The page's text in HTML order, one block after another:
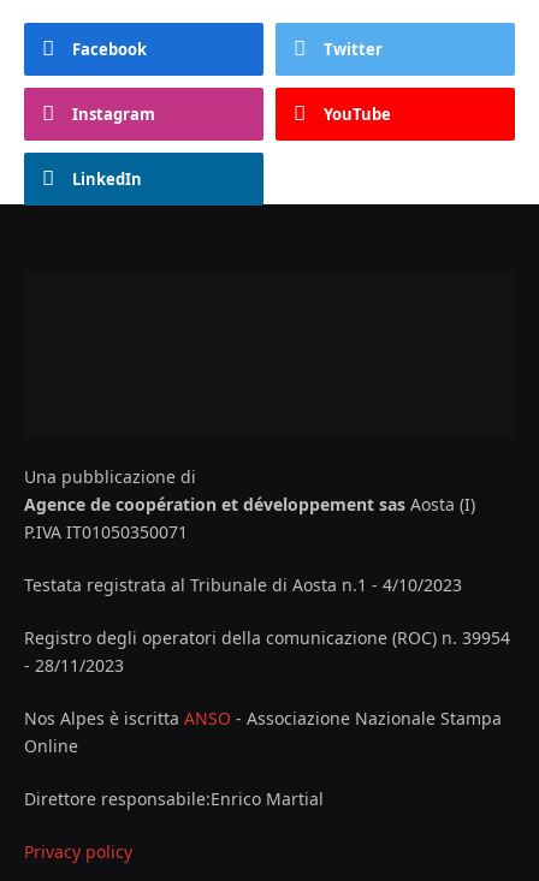
Facebook Twitter
Instagram YouTube
LinkedIn
Una pubblicazione di
Agence de coopération et développement sas Aosta (I)
P.IVA IT01050350071
Testata registrata al Tribunale di Aosta n.1 - 4/10/2023
Registro degli operatori della comunicazione (ROC) n. 39954
- 28/11/2023
Nos Alpes è iscritta ANSO - Associazione Nazionale Stampa
Online
Direttore responsabile:Enrico Martial
Privacy policy